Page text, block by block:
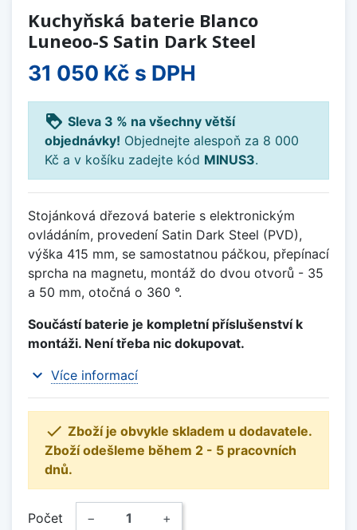
Kuchyňská baterie Blanco
Luneoo-S Satin Dark Steel
31 050 Kč s DPH
loyalty Sleva 3 % na všechny větší
objednávky! Objednejte alespoň za 8 000
Kč a v košíku zadejte kód MINUS3.
Stojánková dřezová baterie s elektronickým
ovládáním, provedení Satin Dark Steel (PVD),
výška 415 mm, se samostatnou páčkou, přepínací
sprcha na magnetu, montáž do dvou otvorů - 35
a 50 mm, otočná o 360 °.
Součástí baterie je kompletní příslušenství k
montáži. Není třeba nic dokupovat.
expand_more Více informací
 Zboží je obvykle skladem u dodavatele.
Zboží odešleme během 2 - 5 pracovních
dnů.
Počet − +